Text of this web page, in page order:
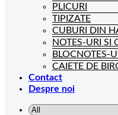
PLICURI
TIPIZATE
CUBURI DIN
NOTES-URI SI
BLOCNOTES-
CAIETE DE
Contact
Despre noi